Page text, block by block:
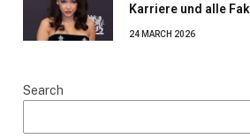
Karriere und alle
24 MARCH 2026
Search